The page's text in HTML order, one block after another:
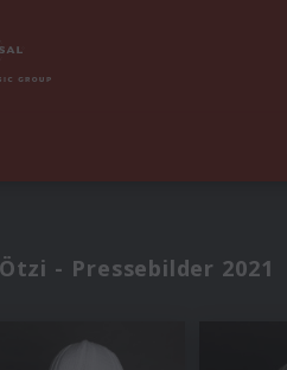
- Pressebilder 2021